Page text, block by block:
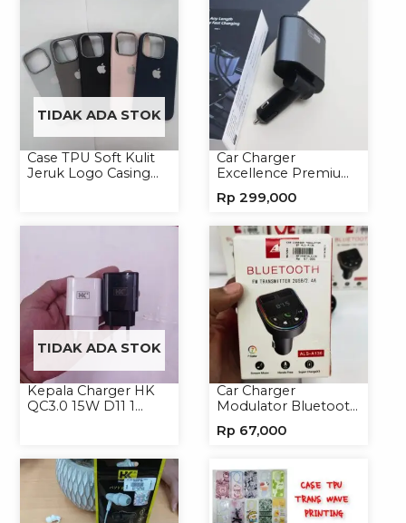
TIDAK ADA STOK
Case TPU Soft Kulit
Jeruk Logo Casing
Car Charger
Excellence Premium
Handphone
Rp 299,000
TIDAK ADA STOK
Kepala Charger HK
QC3.0 15W D11 1
Car Charger
Modulator Bluetooth
Handphone
Rp 67,000